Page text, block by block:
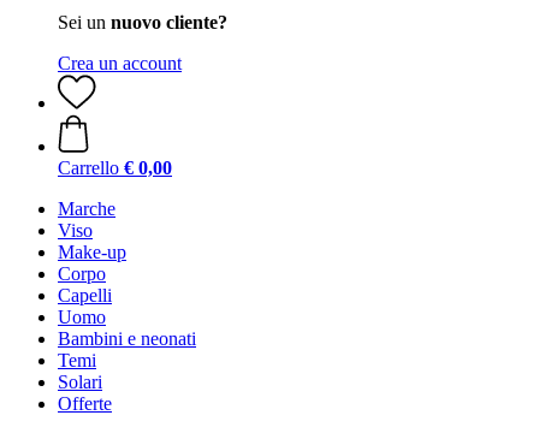
Sei un nuovo cliente?
Crea un account
Carrello € 0,00
Marche
Viso
Make-up
Corpo
Capelli
Uomo
Bambini e neonati
Temi
Solari
Offerte